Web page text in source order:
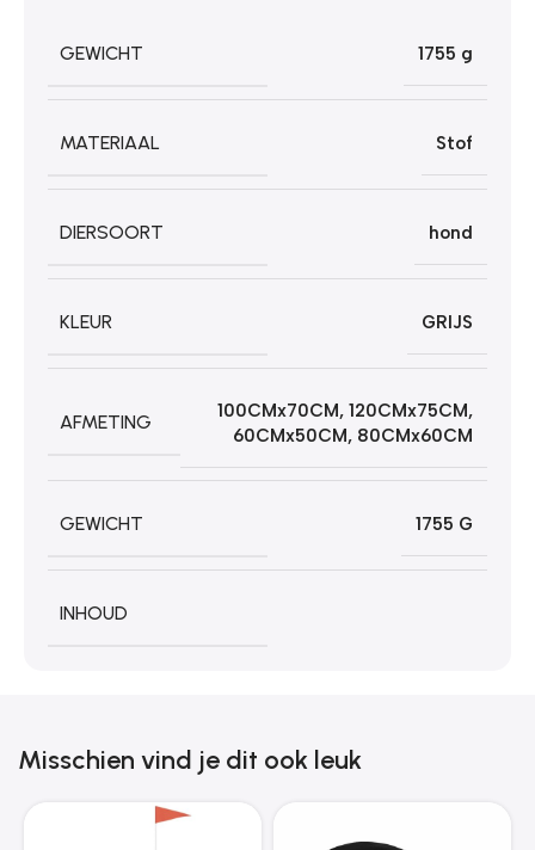
GEWICHT 1755 g
MATERIAAL Stof
DIERSOORT hond
KLEUR GRIJS
AFMETING
100CMx70CM, 120CMx75CM,
60CMx50CM, 80CMx60CM
GEWICHT 1755 G
INHOUD
Misschien vind je dit ook leuk